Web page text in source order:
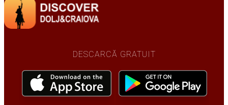
DESCARCĂ GRATUIT